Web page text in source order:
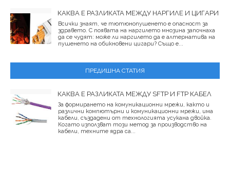
КАКВА Е РАЗЛИКАТА МЕЖДУ НАРГИЛЕ И ЦИГАРИ
Всички знаят, че тютюнопушенето е опасност за
здравето. С появата на наргилето мнозина започнаха
да се чудят: може ли наргилето да е алтернатива на
пушенето на обикновени цигари? Също е...
ПРЕДИШНА СТАТИЯ
КАКВА Е РАЗЛИКАТА МЕЖДУ SFTP И FTP КАБЕЛ
За формирането на комуникационни мрежи, както и
различни компютърни и комуникационни мрежи, има
кабели, създадени от технологията усукана двойка.
Когато използват този метод за производство на
кабели, техните ядра са...